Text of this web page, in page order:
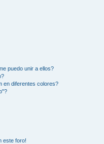
puedo unir a ellos?
en diferentes colores?
este foro!